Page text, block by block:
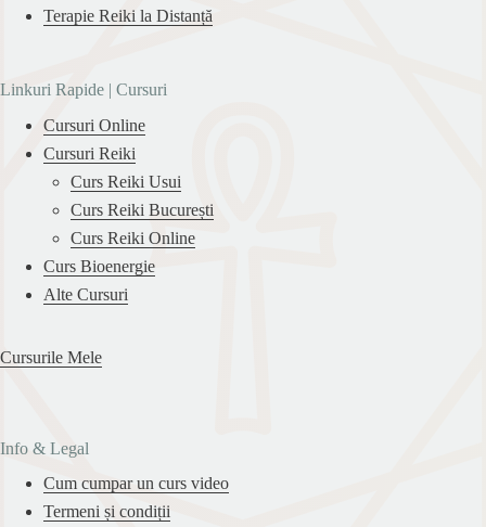
Terapie Reiki la Distanță
Linkuri Rapide | Cursuri
Cursuri Online
Cursuri Reiki
Curs Reiki Usui
Curs Reiki București
Curs Reiki Online
Curs Bioenergie
Alte Cursuri
Cursurile Mele
Info & Legal
Cum cumpar un curs video
Termeni și condiții